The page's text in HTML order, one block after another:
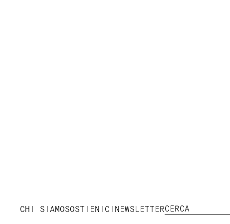
CHI SIAMOSOSTIENICI NEWSLETTER